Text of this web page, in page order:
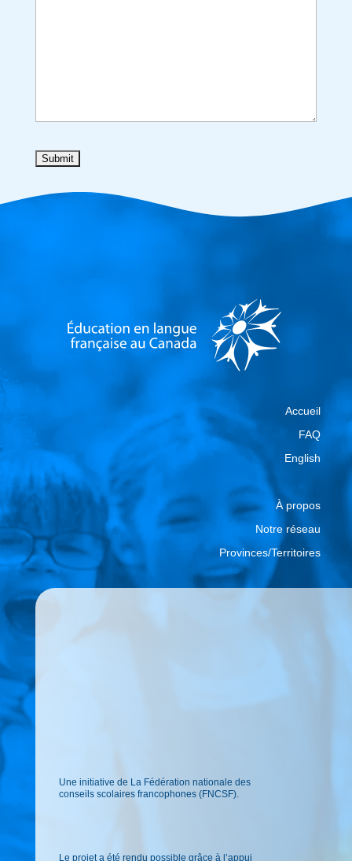
Accueil
FAQ
English
À propos
Notre réseau
Provinces/Territoires
Une initiative de La Fédération nationale des
conseils scolaires francophones (FNCSF).
Le projet a été rendu possible grâce à l’appui